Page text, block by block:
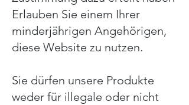
Erlauben Sie einem Ihrer
minderjährigen Angehörigen,
diese Website zu nutzen.
Sie dürfen unsere Produkte
weder für illegale oder nicht